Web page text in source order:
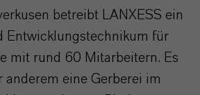
betreibt LANXESS ein
Entwicklungstechnikum für
mit rund 60 Mitarbeitern. Es
anderem eine Gerberei im